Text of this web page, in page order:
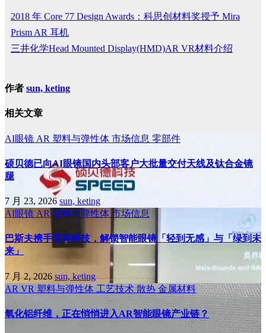
2018 年 Core 77 Design Awards：科思创材料奖授予 Mira
Prism AR 耳机
三井化学Head Mounted Display(HMD)AR VR材料介绍
作者 sun, keting
相关文章
AI眼镜 AR 塑料与弹性体 市场信息 零部件
硕贝德已向AI眼镜国内头部客户大批量交付天线及钛合金镜
腿
7 月 23, 2026 sun, keting
AI眼镜 AR塑料与弹性体 市场信息
巴斯夫携手莫界科技，解锁智能眼镜「轻到无感」与「绿到未
来」
7 月 2, 2026 sun, keting
AR VR 塑料与弹性体 工艺技术散热金属材料
氧化铝纤维，正在悄悄进入AR智能眼镜产业链？